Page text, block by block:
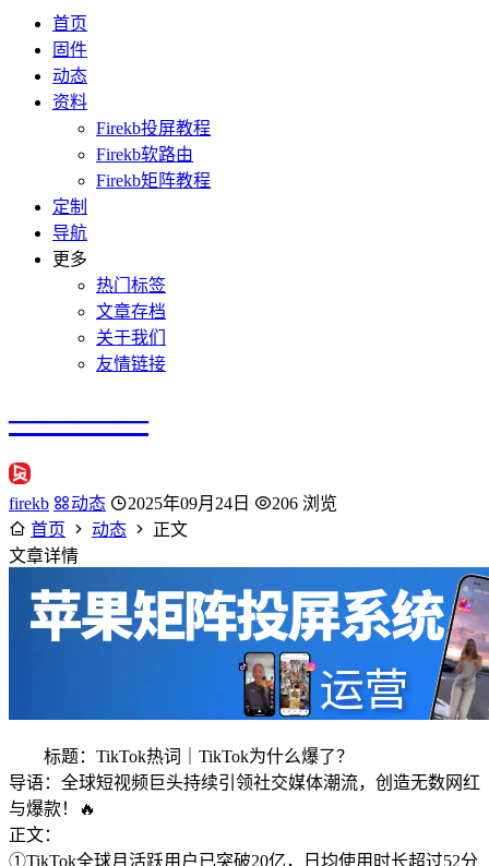
首页
固件
动态
资料
Firekb投屏教程
Firekb软路由
Firekb矩阵教程
定制
导航
更多
热门标签
文章存档
关于我们
友情链接
————
firekb 动态 2025年09月24日
206 浏览
首页
动态
正文
文章详情
标题：TikTok热词｜TikTok为什么爆了？
导语：全球短视频巨头持续引领社交媒体潮流，创造无数网红
与爆款！🔥
正文：
①TikTok全球月活跃用户已突破20亿，日均使用时长超过52分